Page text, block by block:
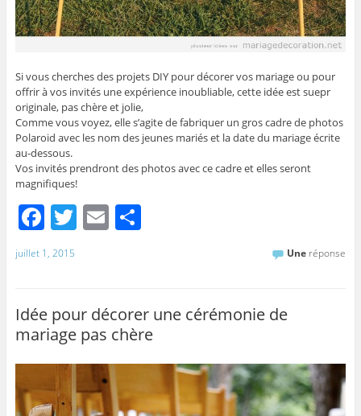
Si vous cherches des projets DIY pour décorer vos mariage ou pour
offrir à vos invités une expérience inoubliable, cette idée est suepr
originale, pas chère et jolie,
Comme vous voyez, elle s’agite de fabriquer un gros cadre de photos
Polaroid avec les nom des jeunes mariés et la date du mariage écrite
au-dessous.
Vos invités prendront des photos avec ce cadre et elles seront
magnifiques!
F
a
c
b
o
o
k
T E P
er
juillet 1, 2015 Une réponse
Idée pour décorer une cérémonie de
mariage pas chère